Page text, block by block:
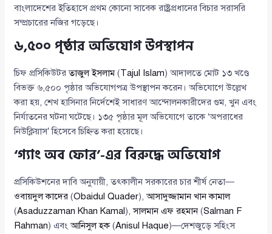
বাংলাদেশের ইতিহাসে প্রথম কোনো সাবেক রাষ্ট্রপ্রধানের বিচার সরাসরি
সম্প্রচারের নজির গড়েছে।
৬,৫০০ পৃষ্ঠার অভিযোগ উপস্থাপন
চিফ প্রসিকিউটরতাজুল ইসলাম(Tajul Islam) আদালতে মোট ১৩ খণ্ডে
বিভক্ত ৬,৫০০ পৃষ্ঠার অভিযোগপত্র উপস্থাপন করেন। অভিযোগে উল্লেখ
করা হয়, শেখ হাসিনার নির্দেশেই সাধারণ আন্দোলনকারীদের গুম, খুন এবং
নির্যাতনের ঘটনা ঘটেছে। ১৩৫ পৃষ্ঠার মূল অভিযোগে তাকে ‘অপরাধের
নিউক্লিয়াস’ হিসেবে চিহ্নিত করা হয়েছে।
‘গ্যাং অব ফোর’-এর বিরুদ্ধে অভিযোগ
প্রসিকিউশনের দাবি অনুযায়ী, তৎকালীন সরকারের চার শীর্ষ নেতা—
ওবায়দুল কাদের (Obaidul Quader),আসাদুজ্জামান খান কামাল
(Asaduzzaman Khan Kamal ),সালমান এফ রহমান(Salman F
Rahman) এবংআনিসুল হক(Anisul Haque)—দেশজুড়ে সহিংস